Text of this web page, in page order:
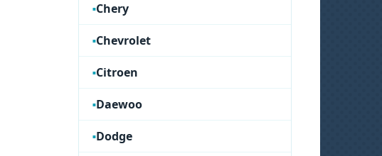
Chery
Chevrolet
Citroen
Daewoo
Dodge